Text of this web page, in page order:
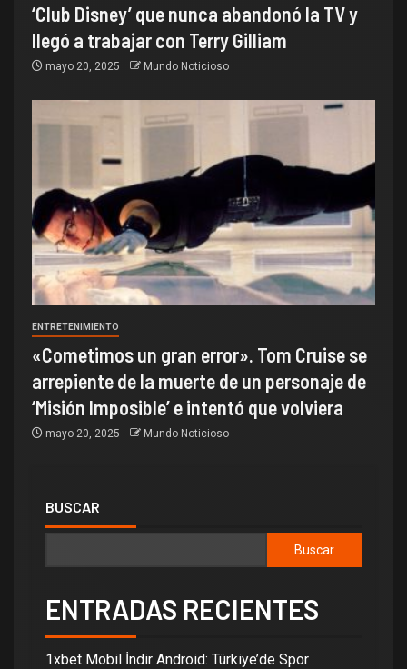
‘Club Disney’ que nunca abandonó la TV y
llegó a trabajar con Terry Gilliam
mayo 20, 2025 Mundo Noticioso
ENTRETENIMIENTO
«Cometimos un gran error». Tom Cruise se
arrepiente de la muerte de un personaje de
‘Misión Imposible’ e intentó que volviera
mayo 20, 2025 Mundo Noticioso
BUSCAR
Buscar
ENTRADAS RECIENTES
1xbet Mobil İndir Android: Türkiye’de Spor